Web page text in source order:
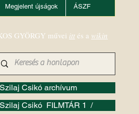
Megjelent újságok ÁSZF
Szilaj Csikó archívum
Szilaj Csikó FILMTÁR 1 /
GYÖRGY művei itt és a wikin